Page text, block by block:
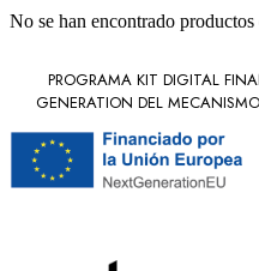
No se han encontrado
PROGRAMA KIT DIGITAL
GENERATION DEL